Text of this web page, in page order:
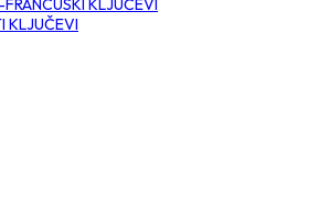
KLJUČEVI
KLJUČEVI